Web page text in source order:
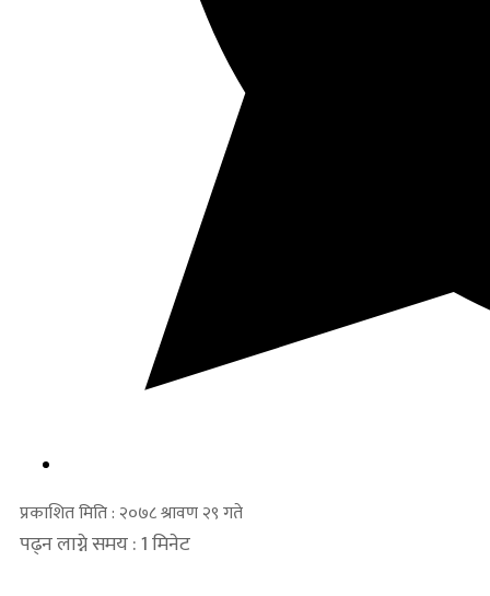
प्रकाशित मिति : २०७८ श्रावण २९ गते
पढ्न लाग्ने समय : 1 मिनेट